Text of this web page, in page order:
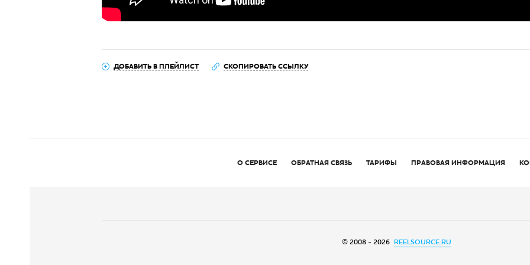
ДОБАВИТЬ В ПЛЕЙЛИСТ СКОПИРОВАТЬ ССЫЛКУ
О СЕРВИСЕ ОБРАТНАЯ СВЯЗЬ ТАРИФЫ ПРАВОВАЯ ИНФОРМАЦИЯ
© 2008 - 2026 REELSOURCE.RU